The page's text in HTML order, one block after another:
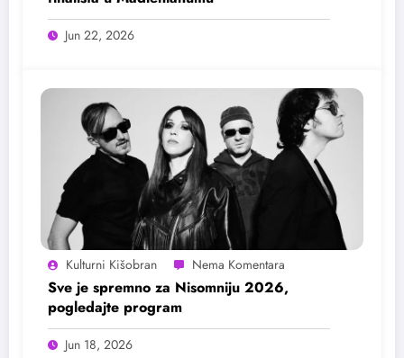
Jun 22, 2026
Kulturni Kišobran
Sve je spremno za Nisomniju 2026,
pogledajte program
Jun 18, 2026